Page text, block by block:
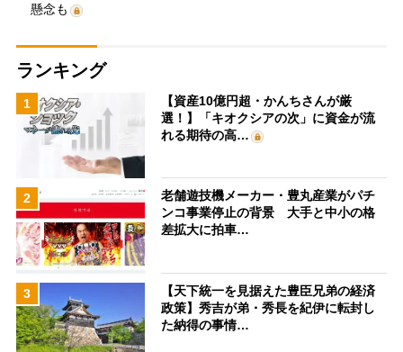
懸念も
ランキング
1
【資産10億円超・かんちさんが厳
選！】「キオクシアの次」に資金が流
れる期待の高…
2
老舗遊技機メーカー・豊丸産業がパチ
ンコ事業停止の背景 大手と中小の格
差拡大に拍車…
3
【天下統一を見据えた豊臣兄弟の経済
政策】秀吉が弟・秀長を紀伊に転封し
た納得の事情…